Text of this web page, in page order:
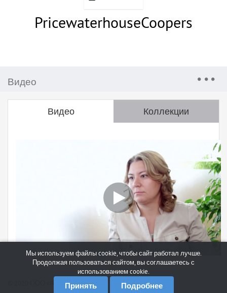
PricewaterhouseCoopers
Видео
Видео Коллекции
© 2020 ООО «АНКС»
Мы используем файлы cookie, чтобы сайт работал лучше.
Продолжая пользоваться сайтом, вы соглашаетесь с
использованием cookie.
Принять Подробнее